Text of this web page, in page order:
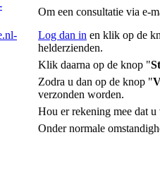
Om een consultatie via e-
Log dan in en klik op de
helderzienden.
Klik daarna op de knop "
Zodra u dan op de knop "
verzonden worden.
Hou er rekening mee dat
Onder normale